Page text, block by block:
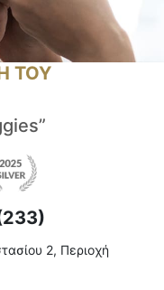
ΤΟΥ
2, Περιοχή